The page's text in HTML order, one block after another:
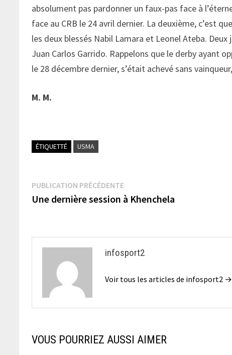
absolument pas pardonner un faux-pas face à
face au CRB le 24 avril dernier. La deuxième, c’est
les deux blessés Nabil Lamara et Leonel Ateba.
Juan Carlos Garrido. Rappelons que le derby ayant
le 28 décembre dernier, s’était achevé sans
M. M.
ÉTIQUETTÉ USMA
Navigation
de
PUBLICATION PRÉCÉDENTEPublication
précédente :
Une dernière session à Khenchela
infosport2
Voir tous les articles de infosport2 →
VOUS POURRIEZ AUSSI AIMER